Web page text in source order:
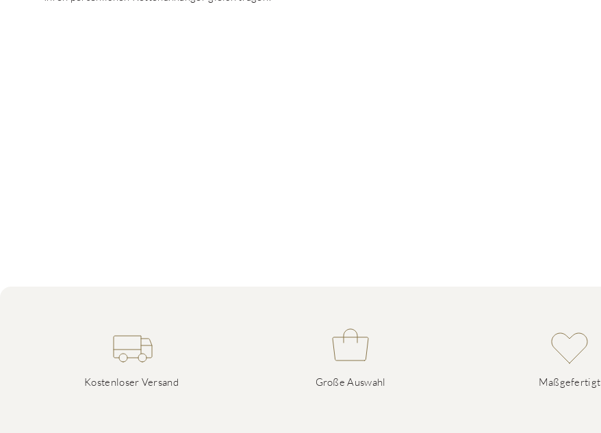
Kostenloser Versand Große Auswahl Maßgefertigt